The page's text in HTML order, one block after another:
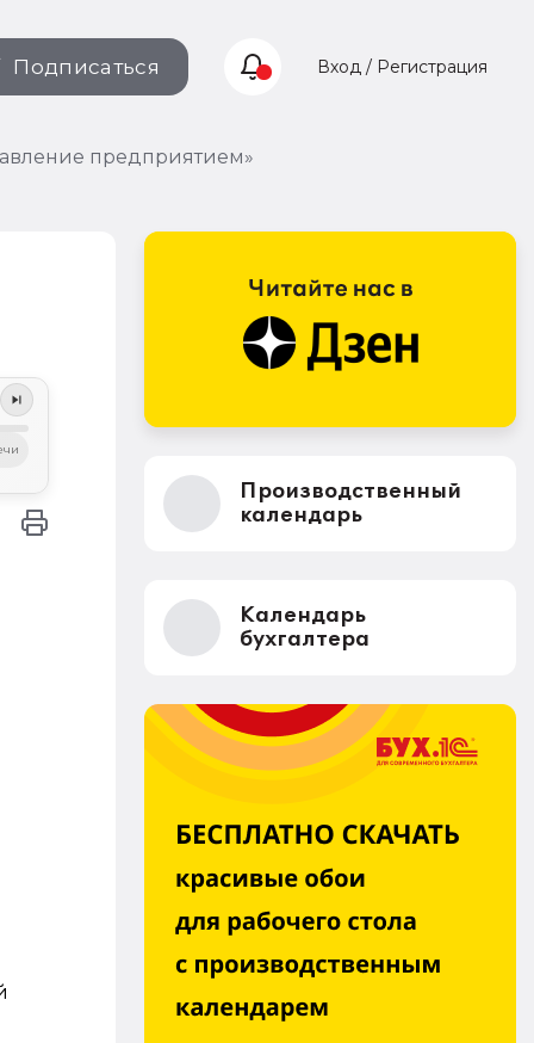
Подписаться Вход / Регистрация
предприятием»
Производственный
календарь
Календарь
бухгалтера